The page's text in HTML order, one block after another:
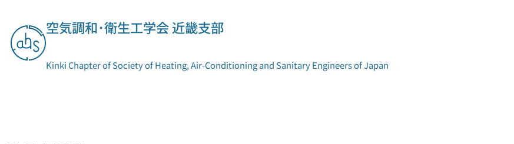
を
ス
空気調和･衛生工学会 近畿支部
Kinki Chapter of Society of Heating, Air-Conditioning and Sanitary Engineers of Japan